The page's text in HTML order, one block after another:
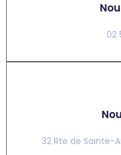
02
32 Rte de Sainte-